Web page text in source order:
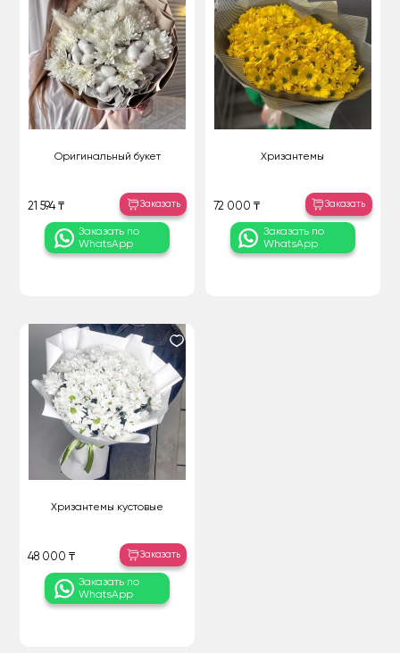
Оригинальный букет
21 594 ₸ Заказать
Заказать по
WhatsApp
Хризантемы
72 000 ₸ Заказать
Заказать по
WhatsApp
Хризантемы кустовые
48 000 ₸ Заказать
Заказать по
WhatsApp